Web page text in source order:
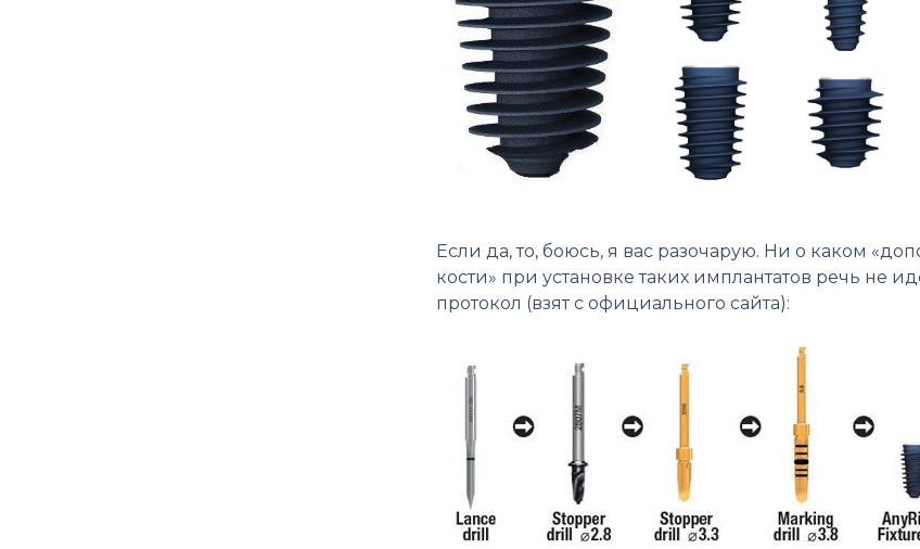
Если да, то, боюсь, я вас разочарую. Ни о каком
кости» при установке таких имплантатов речь не
протокол (взят с официального сайта):